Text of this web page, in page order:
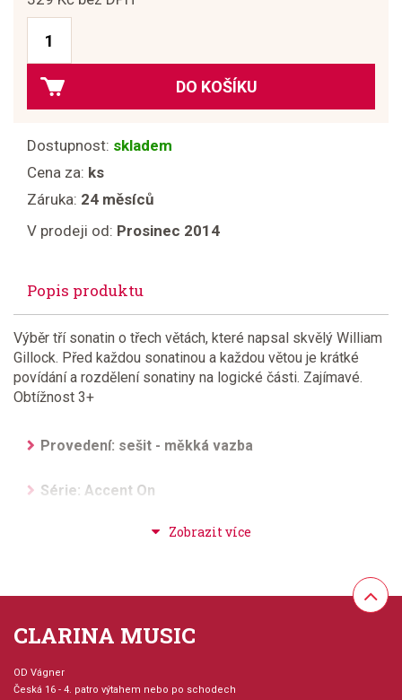
DO KOŠÍKU
Dostupnost: skladem
Cena za: ks
Záruka: 24 měsíců
V prodeji od: Prosinec 2014
Popis produktu
Výběr tří sonatin o třech větách, které napsal skvělý William
Gillock. Před každou sonatinou a každou větou je krátké
povídání a rozdělení sonatiny na logické části. Zajímavé.
Obtížnost 3+
Provedení: sešit - měkká vazba
Série: Accent On
Velikost (rozměr): 23 x 30 cm
Počet skladeb: 3
CLARINA MUSIC
OD Vágner
Česká 16 - 4. patro výtahem nebo po schodech